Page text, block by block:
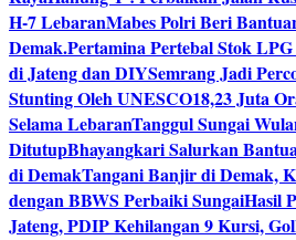
H-7 LebaranMabes Polri Beri
Demak.Pertamina Pertebal Stok
di Jateng dan DIYSemrang Jadi
Stunting Oleh UNESCO18,23 Juta
Selama LebaranTanggul Sungai
DitutupBhayangkari Salurkan
di DemakTangani Banjir di Demak,
dengan BBWS Perbaiki SungaiHasil
Jateng, PDIP Kehilangan 9 Kursi,